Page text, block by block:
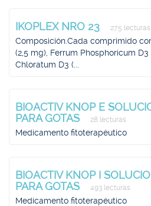
IKOPLEX NRO 23 275 lecturas
Composición.Cada comprimido
(2,5 mg), Ferrum Phosphoricum
Chloratum D3 (...
BIOACTIV KNOP E
PARA GOTAS
28 lecturas
Medicamento fitoterapéutico
BIOACTIV KNOP I
PARA GOTAS
493 lecturas
Medicamento fitoterapéutico